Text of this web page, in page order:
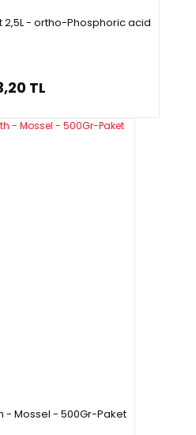
2,5L - ortho-Phosphoric acid
TL
- Mossel - 500Gr-Paket